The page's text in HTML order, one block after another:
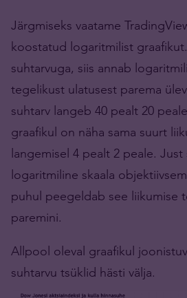
Järgmiseks vaatame
koostatud logaritmilist
suhtarvuga, siis annab
tegelikust ulatusest parema
suhtarv langeb 40 pealt 20
graafikul on näha sama suurt
langemisel 4 pealt 2 peale.
logaritmiline skaala
puhul peegeldab see liikumise
paremini.
Allpool oleval graafikul
suhtarvu tsüklid hästi välja.